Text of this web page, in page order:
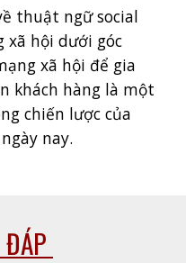
thuật ngữ social
xã hội dưới góc
xã hội để gia
khách hàng là một
chiến lược của
nay.